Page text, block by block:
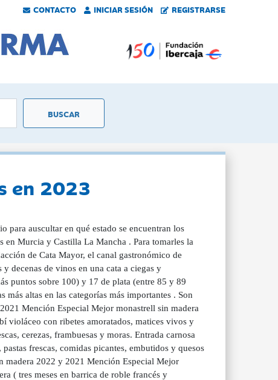
CONTACTO INICIAR SESIÓN REGISTRARSE
en 2023
para auscultar en qué estado se encuentran los
en Murcia y Castilla La Mancha . Para tomarles la
de Cata Mayor, el canal gastronómico de
decenas de vinos en una cata a ciegas y
puntos sobre 100) y 17 de plata (entre 85 y 89
altas en las categorías más importantes . Son
Mención Especial Mejor monastrell sin madera
violáceo con ribetes amoratados, matices vivos y
cerezas, frambuesas y moras. Entrada carnosa
frescas, comidas picantes, embutidos y quesos
madera 2022 y 2021 Mención Especial Mejor
( tres meses en barrica de roble francés y